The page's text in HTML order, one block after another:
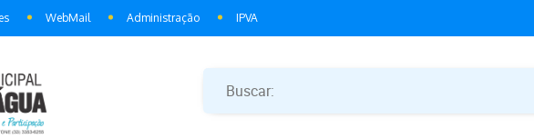
WebMail Administração IPVA